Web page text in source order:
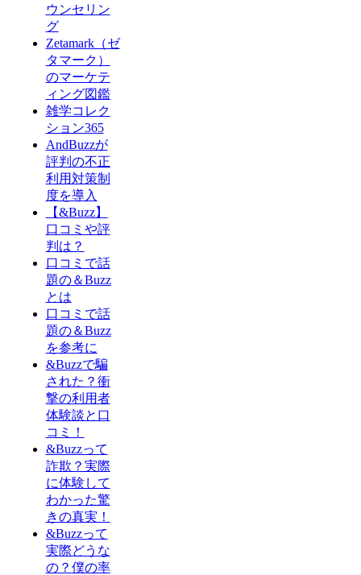
ウンセリン
グ
Zetamark（ゼ
タマーク）
のマーケテ
ィング図鑑
雑学コレク
ション365
AndBuzzが
評判の不正
利用対策制
度を導入
【&Buzz】
口コミや評
判は？
口コミで話
題の＆Buzz
とは
口コミで話
題の＆Buzz
を参考に
&Buzzで騙
された？衝
撃の利用者
体験談と口
コミ！
&Buzzって
詐欺？実際
に体験して
わかった驚
きの真実！
&Buzzって
実際どうな
の？僕の率